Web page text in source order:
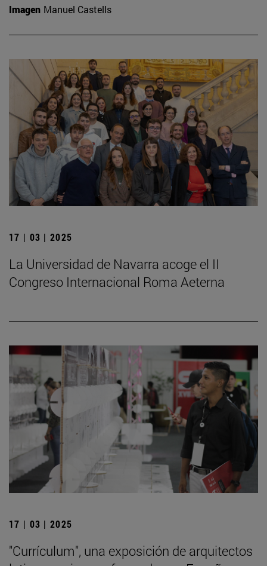
Imagen Manuel Castells
17 | 03 | 2025
La Universidad de Navarra acoge el II
Congreso Internacional Roma Aeterna
17 | 03 | 2025
"Currículum", una exposición de arquitectos